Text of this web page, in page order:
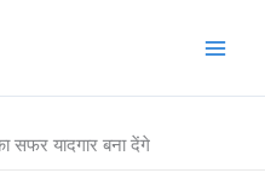
यादगार बना देंगे